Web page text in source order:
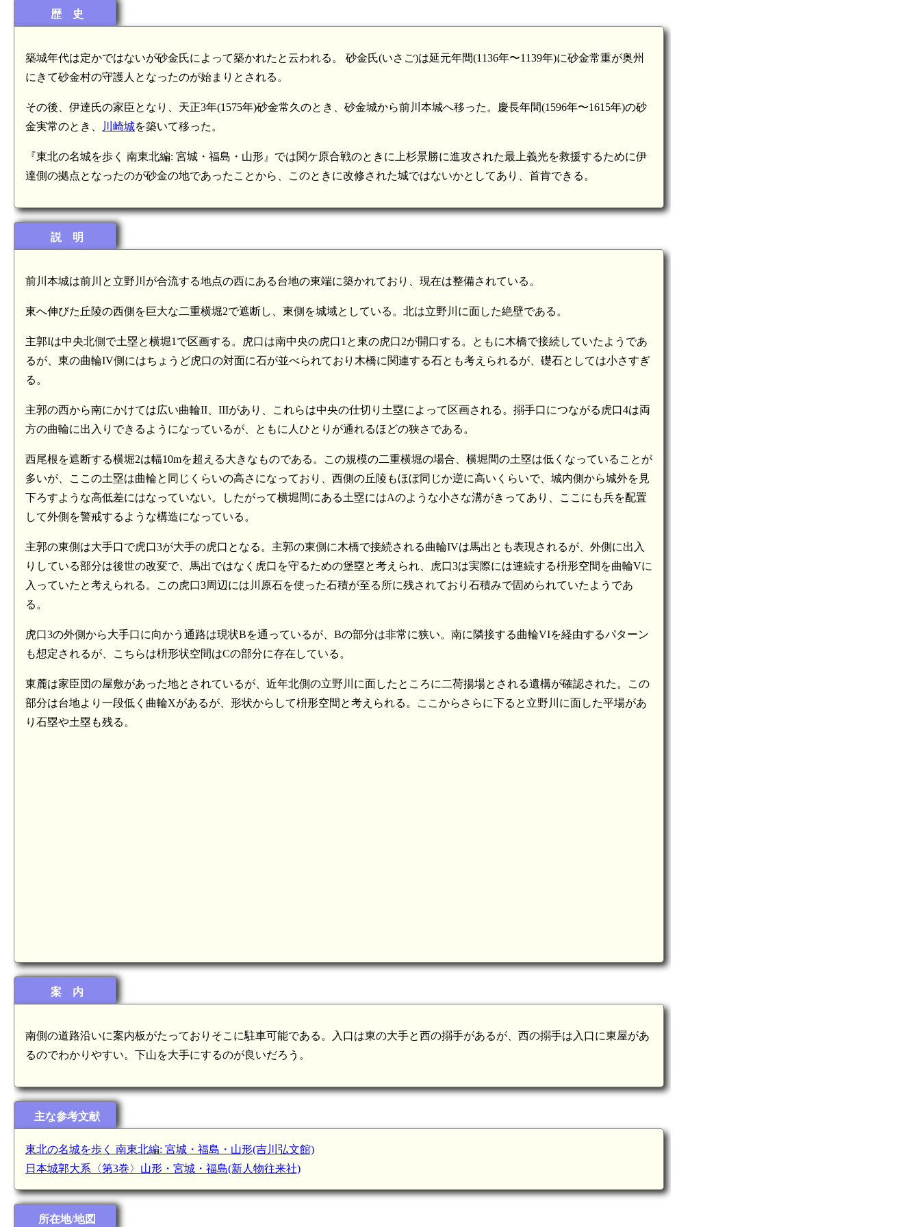
歴 史
築城年代は定かではないが砂金氏によって築かれたと云われる。 砂金氏(いさご)は延元年間(1136年〜1139年)に砂金常重が奥州
にきて砂金村の守護人となったのが始まりとされる。
その後、伊達氏の家臣となり、天正3年(1575年)砂金常久のとき、砂金城から前川本城へ移った。慶長年間(1596年〜1615年)の砂
金実常のとき、
川崎城を築いて移った。
『東北の名城を歩く 南東北編: 宮城・福島・山形』では関ケ原合戦のときに上杉景勝に進攻された最上義光を救援するために伊
達側の拠点となったのが砂金の地であったことから、このときに改修された城ではないかとしてあり、首肯できる。
説 明
前川本城は前川と立野川が合流する地点の西にある台地の東端に築かれており、現在は整備されている。
東へ伸びた丘陵の西側を巨大な二重横堀2で遮断し、東側を城域としている。北は立野川に面した絶壁である。
主郭Iは中央北側で土塁と横堀1で区画する。虎口は南中央の虎口1と東の虎口2が開口する。ともに木橋で接続していたようであ
るが、東の曲輪IV側にはちょうど虎口の対面に石が並べられており木橋に関連する石とも考えられるが、礎石としては小さすぎ
る。
主郭の西から南にかけては広い曲輪II、IIIがあり、これらは中央の仕切り土塁によって区画される。搦手口につながる虎口4は両
方の曲輪に出入りできるようになっているが、ともに人ひとりが通れるほどの狭さである。
西尾根を遮断する横堀2は幅10mを超える大きなものである。この規模の二重横堀の場合、横堀間の土塁は低くなっていることが
多いが、ここの土塁は曲輪と同じくらいの高さになっており、西側の丘陵もほぼ同じか逆に高いくらいで、城内側から城外を見
下ろすような高低差にはなっていない。したがって横堀間にある土塁にはAのような小さな溝がきってあり、ここにも兵を配置
して外側を警戒するような構造になっている。
主郭の東側は大手口で虎口3が大手の虎口となる。主郭の東側に木橋で接続される曲輪IVは馬出とも表現されるが、外側に出入
りしている部分は後世の改変で、馬出ではなく虎口を守るための堡塁と考えられ、虎口3は実際には連続する枡形空間を曲輪Vに
入っていたと考えられる。この虎口3周辺には川原石を使った石積が至る所に残されており石積みで固められていたようであ
る。
虎口3の外側から大手口に向かう通路は現状Bを通っているが、Bの部分は非常に狭い。南に隣接する曲輪VIを経由するパターン
も想定されるが、こちらは枡形状空間はCの部分に存在している。
東麓は家臣団の屋敷があった地とされているが、近年北側の立野川に面したところに二荷揚場とされる遺構が確認された。この
部分は台地より一段低く曲輪Xがあるが、形状からして枡形空間と考えられる。ここからさらに下ると立野川に面した平場があ
り石塁や土塁も残る。
案 内
南側の道路沿いに案内板がたっておりそこに駐車可能である。入口は東の大手と西の搦手があるが、西の搦手は入口に東屋があ
るのでわかりやすい。下山を大手にするのが良いだろう。
主な参考文献
東北の名城を歩く 南東北編: 宮城・福島・山形(吉川弘文館)
日本城郭大系〈第3巻〉山形・宮城・福島(新人物往来社)
所在地/地図